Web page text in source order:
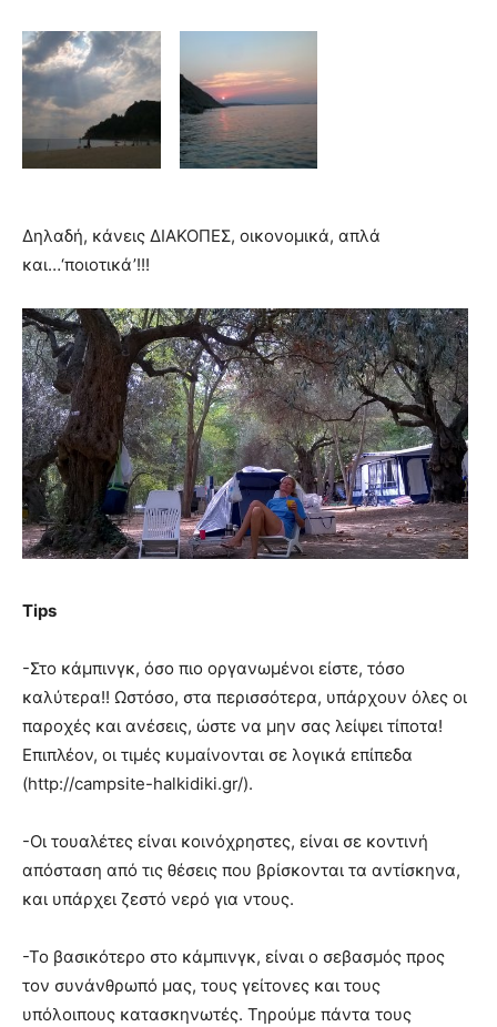
Δηλαδή, κάνεις ΔΙΑΚΟΠΕΣ, οικονομικά, απλά
και…‘ποιοτικά’!!!
Tips
-Στο κάμπινγκ, όσο πιο οργανωμένοι είστε, τόσο
καλύτερα!! Ωστόσο, στα περισσότερα, υπάρχουν όλες οι
παροχές και ανέσεις, ώστε να μην σας λείψει τίποτα!
Επιπλέον, οι τιμές κυμαίνονται σε λογικά επίπεδα
(http://campsite-halkidiki.gr/).
-Οι τουαλέτες είναι κοινόχρηστες, είναι σε κοντινή
απόσταση από τις θέσεις που βρίσκονται τα αντίσκηνα,
και υπάρχει ζεστό νερό για ντους.
-Το βασικότερο στο κάμπινγκ, είναι ο σεβασμός προς
τον συνάνθρωπό μας, τους γείτονες και τους
υπόλοιπους κατασκηνωτές. Τηρούμε πάντα τους